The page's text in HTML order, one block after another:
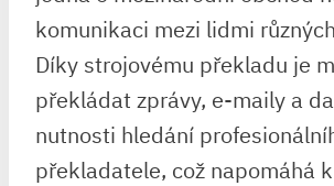
komunikaci mezi lidmi
Díky strojovému překladu je
překládat zprávy, e-maily a
nutnosti hledání
překladatele, což napomáhá